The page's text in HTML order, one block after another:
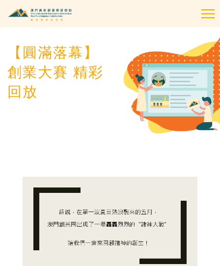
【圓滿落幕】
創業大賽 精彩
回放